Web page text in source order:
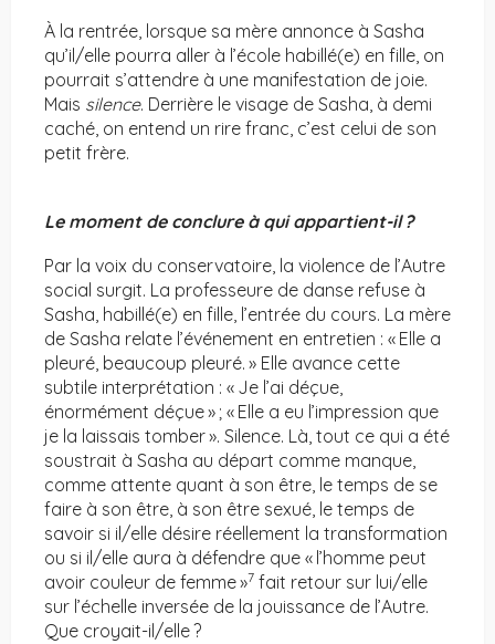
À la rentrée, lorsque sa mère annonce à Sasha
qu’il/elle pourra aller à l’école habillé(e) en fille, on
pourrait s’attendre à une manifestation de joie.
Mais silence. Derrière le visage de Sasha, à demi
caché, on entend un rire franc, c’est celui de son
petit frère.
Le moment de conclure à qui appartient-il ?
Par la voix du conservatoire, la violence de l’Autre
social surgit. La professeure de danse refuse à
Sasha, habillé(e) en fille, l’entrée du cours. La mère
de Sasha relate l’événement en entretien : « Elle a
pleuré, beaucoup pleuré. » Elle avance cette
subtile interprétation : « Je l’ai déçue,
énormément déçue » ; « Elle a eu l’impression que
je la laissais tomber ». Silence. Là, tout ce qui a été
soustrait à Sasha au départ comme manque,
comme attente quant à son être, le temps de se
faire à son être, à son être sexué, le temps de
savoir si il/elle désire réellement la transformation
ou si il/elle aura à défendre que « l’homme peut
avoir couleur de femme »7 fait retour sur lui/elle
sur l’échelle inversée de la jouissance de l’Autre.
Que croyait-il/elle ?